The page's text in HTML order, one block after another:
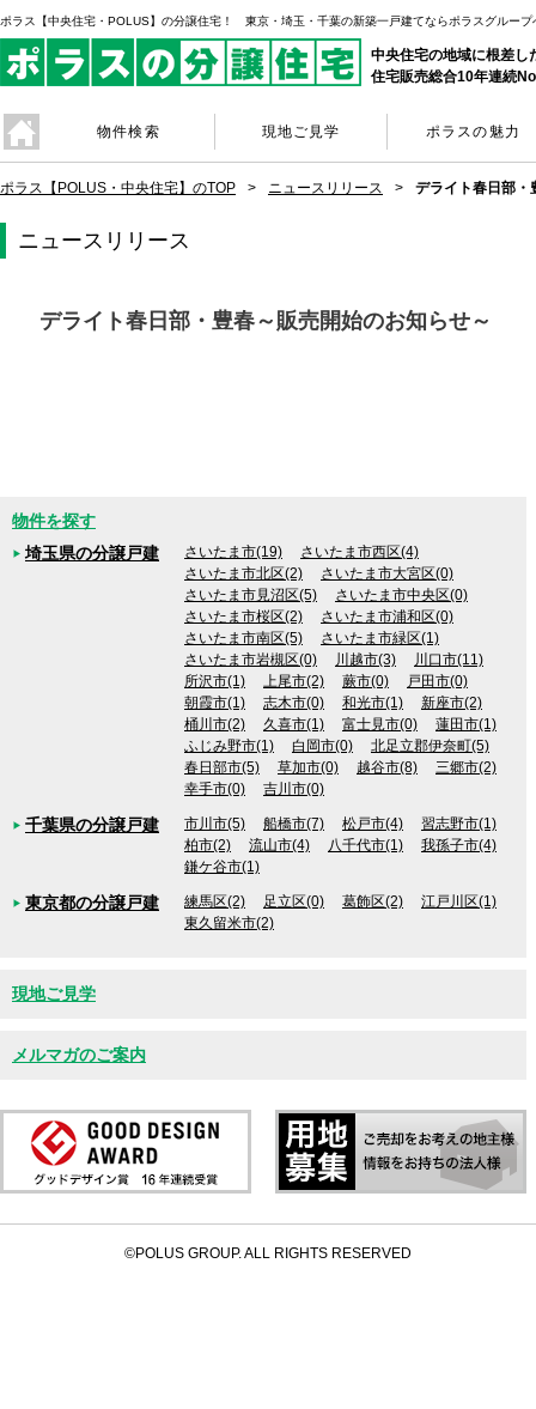
ポラス【中央住宅・POLUS】の分譲住宅！ 東京・埼玉・千葉の新築一戸建てならポラスグループ
中央住宅の地域に根差し
住宅販売総合10年連続
物件検索 現地ご見学 ポラスの魅力
ポラス【POLUS・中央住宅】のTOP ニュースリリース デライト春日部・
ニュースリリース
デライト春日部・豊春～販売開始のお知らせ～
物件を探す
埼玉県の分譲戸建
さいたま市(19)
さいたま市西区(4)
さいたま市北区(2)
さいたま市大宮区(0)
さいたま市見沼区(5)
さいたま市中央区(0)
さいたま市桜区(2)
さいたま市浦和区(0)
さいたま市南区(5)
さいたま市緑区(1)
さいたま市岩槻区(0)
川越市(3)
川口市(11)
所沢市(1)
上尾市(2) 蕨市(0)
戸田市(0)
朝霞市(1)
志木市(0) 和光市(1)
新座市(2)
桶川市(2)
久喜市(1) 富士見市(0)
蓮田市(1)
ふじみ野市(1)
白岡市(0)
北足立郡伊奈町(5)
春日部市(5)
草加市(0) 越谷市(8)
三郷市(2)
幸手市(0)
吉川市(0)
千葉県の分譲戸建 市川市(5) 船橋市(7) 松戸市(4)
習志野市(1)
柏市(2)
流山市(4) 八千代市(1)
我孫子市(4)
鎌ケ谷市(1)
東京都の分譲戸建 練馬区(2) 足立区(0) 葛飾区(2)
江戸川区(1)
東久留米市(2)
現地ご見学
メルマガのご案内
©POLUS GROUP. ALL RIGHTS RESERVED